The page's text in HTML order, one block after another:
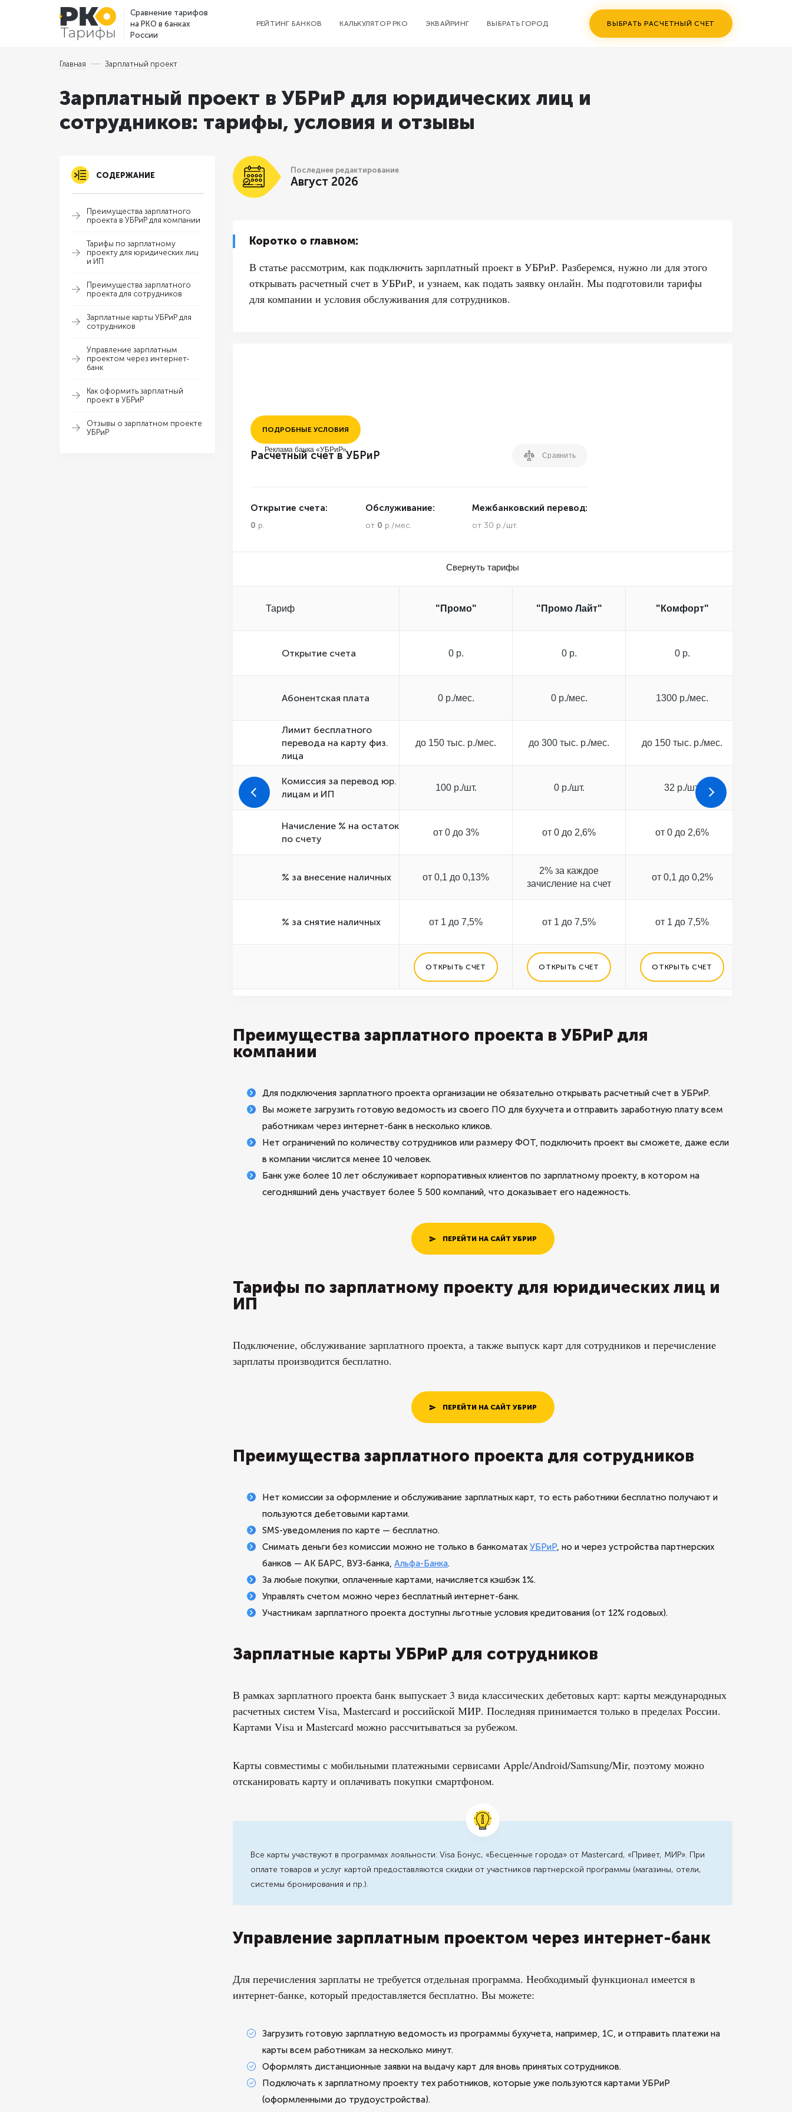
Сравнение тарифов
на РКО в банках
России
РЕЙТИНГ БАНКОВ КАЛЬКУЛЯТОР РКО ЭКВАЙРИНГ ВЫБРАТЬ ГОРОД ВЫБРАТЬ РАСЧЕТНЫЙ СЧЕТ
Главная Зарплатный проект
Зарплатный проект в УБРиР для юридических лиц и
сотрудников: тарифы, условия и отзывы
СОДЕРЖАНИЕ
Преимущества зарплатного
проекта в УБРиР для компании
Тарифы по зарплатному
проекту для юридических лиц
и ИП
Преимущества зарплатного
проекта для сотрудников
Зарплатные карты УБРиР для
сотрудников
Управление зарплатным
проектом через интернет-
банк
Как оформить зарплатный
проект в УБРиР
Отзывы о зарплатном проекте
УБРиР
Последнее редактирование
Август 2026
Коротко о главном:
В статье рассмотрим, как подключить зарплатный проект в УБРиР. Разберемся, нужно ли для этого
открывать расчетный счет в УБРиР, и узнаем, как подать заявку онлайн. Мы подготовили тарифы
для компании и условия обслуживания для сотрудников.
ПОДРОБНЫЕ УСЛОВИЯ
Реклама банка «УБРиР»
Расчетный счет в УБРиР Сравнить
Открытие счета:
0 р.
Обслуживание:
от 0 р./мес.
Межбанковский перевод:
от 30 р./шт.
Свернуть тарифы
Тариф "Промо" "Промо Лайт" "Комфорт"
Открытиe счета 0 р. 0 р. 0 р.
Абонентская плата 0 р./мес. 0 р./мес. 1300 р./мес.
Лимит бесплатного
перевода на карту физ.
лица
до 150 тыс. р./мес. до 300 тыс. р./мес. до 150 тыс. р./мес.
Комиссия за перевод юр.
лицам и ИП
100 р./шт. 0 р./шт. 32 р./шт.
Начисление % на остаток
по счету
от 0 до 3% от 0 до 2,6% от 0 до 2,6%
% за внесение наличных от 0,1 до 0,13%
2% за каждое
зачисление на счет
от 0,1 до 0,2%
% за снятие наличных от 1 до 7,5% от 1 до 7,5% от 1 до 7,5%
ОТКРЫТЬ СЧЕТ ОТКРЫТЬ СЧЕТ ОТКРЫТЬ СЧЕТ
Преимущества зарплатного проекта в УБРиР для
компании
Для подключения зарплатного проекта организации не обязательно открывать расчетный счет в УБРиР.
Вы можете загрузить готовую ведомость из своего ПО для бухучета и отправить заработную плату всем
работникам через интернет-банк в несколько кликов.
Нет ограничений по количеству сотрудников или размеру ФОТ, подключить проект вы сможете, даже если
в компании числится менее 10 человек.
Банк уже более 10 лет обслуживает корпоративных клиентов по зарплатному проекту, в котором на
сегодняшний день участвует более 5 500 компаний, что доказывает его надежность.
ПЕРЕЙТИ НА САЙТ УБРИР
Тарифы по зарплатному проекту для юридических лиц и
ИП
Подключение, обслуживание зарплатного проекта, а также выпуск карт для сотрудников и перечисление
зарплаты производится бесплатно.
ПЕРЕЙТИ НА САЙТ УБРИР
Преимущества зарплатного проекта для сотрудников
Нет комиссии за оформление и обслуживание зарплатных карт, то есть работники бесплатно получают и
пользуются дебетовыми картами.
SMS-уведомления по карте — бесплатно.
Снимать деньги без комиссии можно не только в банкоматах УБРиР, но и через устройства партнерских
банков — АК БАРС, ВУЗ-банка, Альфа-Банка.
За любые покупки, оплаченные картами, начисляется кэшбэк 1%.
Управлять счетом можно через бесплатный интернет-банк.
Участникам зарплатного проекта доступны льготные условия кредитования (от 12% годовых).
Зарплатные карты УБРиР для сотрудников
В рамках зарплатного проекта банк выпускает 3 вида классических дебетовых карт: карты международных
расчетных систем Visa, Mastercard и российской МИР. Последняя принимается только в пределах России.
Картами Visa и Mastercard можно рассчитываться за рубежом.
Карты совместимы с мобильными платежными сервисами Apple/Android/Samsung/Mir, поэтому можно
отсканировать карту и оплачивать покупки смартфоном.
Все карты участвуют в программах лояльности: Visa Бонус, «Бесценные города» от Mastercard, «Привет, МИР». При
оплате товаров и услуг картой предоставляются скидки от участников партнерской программы (магазины, отели,
системы бронирования и пр.).
Управление зарплатным проектом через интернет-банк
Для перечисления зарплаты не требуется отдельная программа. Необходимый функционал имеется в
интернет-банке, который предоставляется бесплатно. Вы можете:
Загрузить готовую зарплатную ведомость из программы бухучета, например, 1С, и отправить платежи на
карты всем работникам за несколько минут.
Оформлять дистанционные заявки на выдачу карт для вновь принятых сотрудников.
Подключать к зарплатному проекту тех работников, которые уже пользуются картами УБРиР
(оформленными до трудоустройства).